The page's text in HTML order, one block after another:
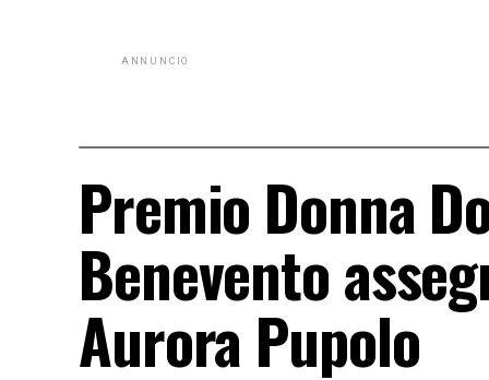
ANNUNCIO
Premio Donna
Benevento
Aurora Pupolo